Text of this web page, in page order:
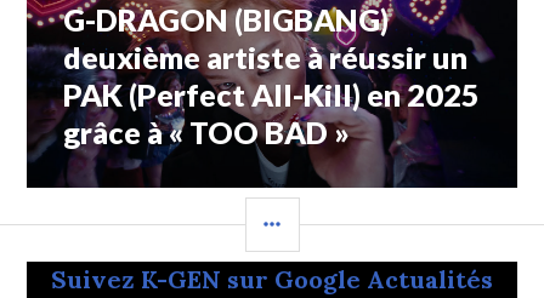
Article
Suivant:
G-DRAGON (BIGBANG)
deuxième artiste à réussir un
PAK (Perfect All-Kill) en 2025
grâce à « TOO BAD »
LATÉRALE
Suivez K-GEN sur Google Actualités